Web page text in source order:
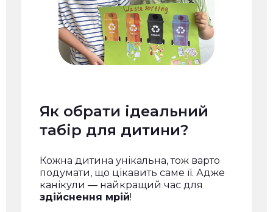
Як обрати ідеальний
табір для дитини?
Кожна дитина унікальна, тож варто
подумати, що цікавить саме її. Адже
канікули — найкращий час для
здійснення мрій!